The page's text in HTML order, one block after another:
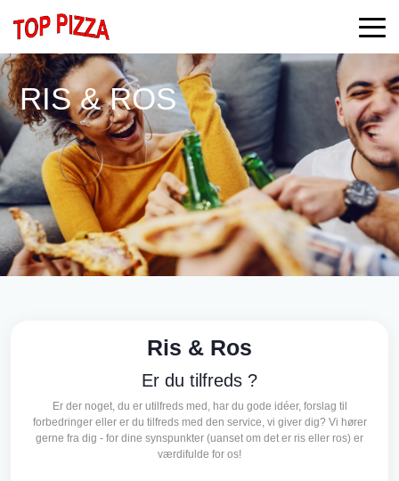
RIS & ROS
Ris & Ros
Er du tilfreds ?
Er der noget, du er utilfreds med, har du gode idéer, forslag til
forbedringer eller er du tilfreds med den service, vi giver dig? Vi hører
gerne fra dig - for dine synspunkter (uanset om det er ris eller ros) er
værdifulde for os!